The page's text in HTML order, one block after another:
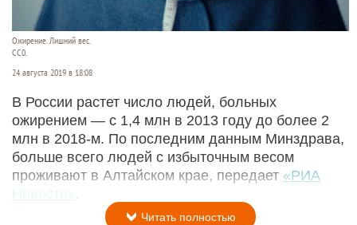
Ожирение. Лишний вес.
СС0.
24 августа 2019 в 18:08
В России растет число людей, больных
ожирением — с 1,4 млн в 2013 году до более 2
млн в 2018-м. По последним данным Минздрава,
больше всего людей с избыточным весом
проживают в Алтайском крае, передает «РИА
Новости»
Читать полностью